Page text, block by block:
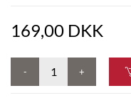
169,00 DKK
- +